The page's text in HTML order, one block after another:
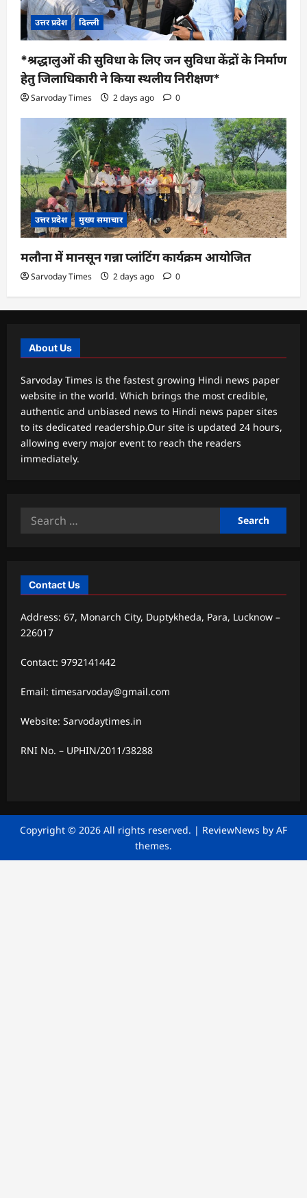
उत्तर प्रदेश दिल्ली
*श्रद्धालुओं की सुविधा के लिए जन सुविधा केंद्रों के निर्माण
हेतु जिलाधिकारी ने किया स्थलीय निरीक्षण*
Sarvoday Times 2 days ago 0
उत्तर प्रदेश मुख्य समाचार
मलौना में मानसून गन्ना प्लांटिंग कार्यक्रम आयोजित
Sarvoday Times 2 days ago 0
About Us
Sarvoday Times is the fastest growing Hindi news paper
website in the world. Which brings the most credible,
authentic and unbiased news to Hindi news paper sites
to its dedicated readership.Our site is updated 24 hours,
allowing every major event to reach the readers
immediately.
Search
Contact Us
Address: 67, Monarch City, Duptykheda, Para, Lucknow –
226017
Contact: 9792141442
Email: timesarvoday@gmail.com
Website: Sarvodaytimes.in
RNI No. – UPHIN/2011/38288
Copyright © 2026 All rights reserved. | ReviewNews by AF
themes.